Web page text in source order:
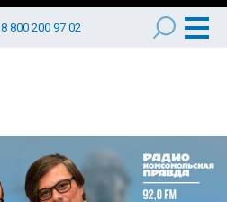
8 800 200 97 02